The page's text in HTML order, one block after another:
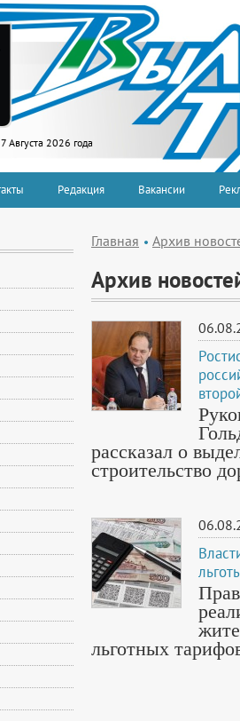
7 Августа 2026 года
Редакция Вакансии
Главная Архив
Архив
рассказал о
строительство
льготных